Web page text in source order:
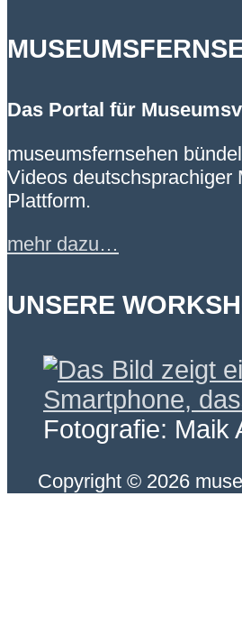
Das Portal für
museumsfernsehen
Videos deutschsprachiger
Plattform.
mehr dazu…
UNSERE
Fotografie:
Copyright © 2026